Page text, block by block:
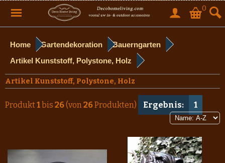
0
Home Gartendekoration
Bauerngarten
Artikel Kunststoff, Polystone, Holz
Artikel Kunststoff, Polystone, Holz
Produkt1bis 26(von26Produkten) Ergebnis: 1